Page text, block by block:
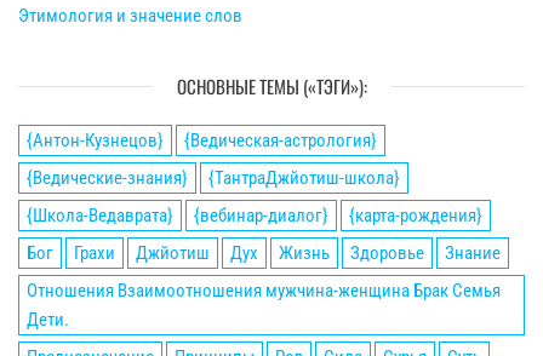
Этимология и значение слов
ОСНОВНЫЕ ТЕМЫ («ТЭГИ»):
{Антон-Кузнецов}
{Ведическая-астрология}
{Ведические-знания}
{ТантраДжйотиш-школа}
{Школа-Ведаврата}
{вебинар-диалог}
{карта-рождения}
Бог
Грахи Джйотиш Дух Жизнь Здоровье
Знание
Отношения Взаимоотношения мужчина-женщина Брак Семья
Дети.